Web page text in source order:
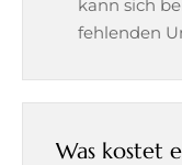
kann sich
fehlenden
Was kostet